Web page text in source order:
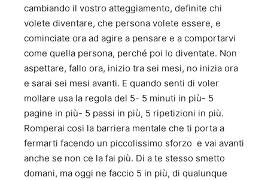
cambiando il vostro atteggiamento, definite chi
volete diventare, che persona volete essere, e
cominciate ora ad agire a pensare e a comportarvi
come quella persona, perché poi lo diventate. Non
aspettare, fallo ora, inizio tra sei mesi, no inizia ora
e sarai sei mesi avanti. E quando senti di voler
mollare usa la regola del 5- 5 minuti in più- 5
pagine in più- 5 passi in più, 5 ripetizioni in più.
Romperai cosi la barriera mentale che ti porta a
fermarti facendo un piccolissimo sforzo e vai avanti
anche se non ce la fai più. Di a te stesso smetto
domani, ma oggi ne faccio 5 in più, di qualunque